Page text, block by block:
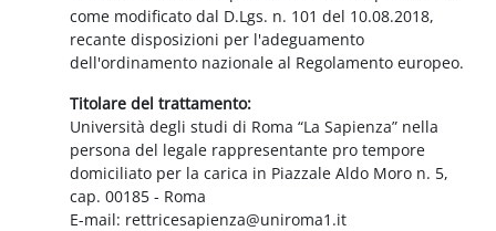
come modificato dal D.Lgs. n. 101 del 10.08.2018,
recante disposizioni per l'adeguamento
dell'ordinamento nazionale al Regolamento europeo.
Titolare del trattamento:
Università degli studi di Roma “La Sapienza” nella
persona del legale rappresentante pro tempore
domiciliato per la carica in Piazzale Aldo Moro n. 5,
cap. 00185 - Roma
E-mail: rettricesapienza@uniroma1.it